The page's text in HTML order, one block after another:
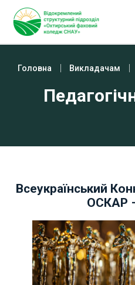
content
Головна Викладачам
Всеукраїнський
ОСКАР